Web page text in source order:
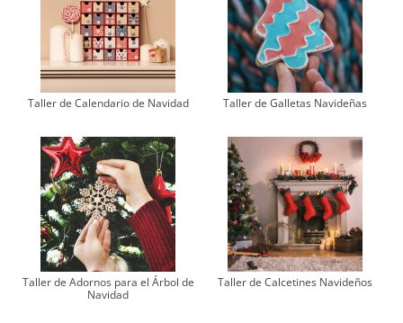
Taller de Calendario de Navidad Taller de Galletas Navideñas
Taller de Adornos para el Árbol de
Navidad
Taller de Calcetines Navideños